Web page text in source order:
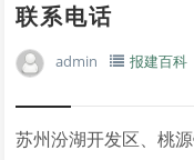
联系电话
admin 报建百科
苏州汾湖开发区、桃